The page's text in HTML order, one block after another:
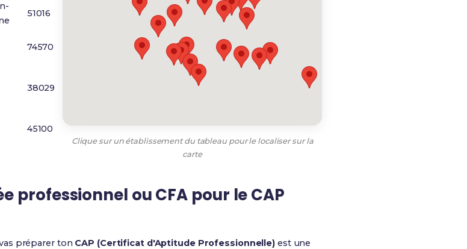
51016
74570
38029
45100
Clique sur un établissement du tableau pour le localiser sur la
carte
professionnel ou CFA pour le CAP
préparer ton CAP (Certificat d'Aptitude Professionnelle) est une